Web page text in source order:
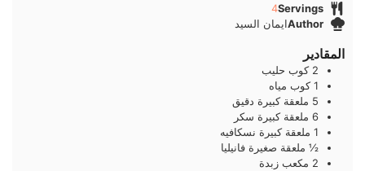
Servings
4
Authorايمان السيد
المقادير
2 كوب حليب
1 كوب مياه
5 ملعقة كبيرة دقيق
6 ملعقة كبيرة سكر
1 ملعقة كبيرة نسكافيه
½ ملعقة صغيرة فانيليا
2 مكعب زبدة